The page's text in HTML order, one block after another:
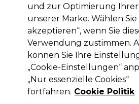
Salon System
Salon System Lash Lift
(0)
15,99 €ohne MwSt.(PROFI-
19,03 €inkl. MwSt.)| 319.80 € pro
und zur Optimierung
unserer Marke. Wählen Sie
akzeptieren“, wenn Sie
Verwendung zustimmen.
können Sie Ihre
„Cookie-Einstellungen“
„Nur essenzielle Cookies“
fortfahren. Cookie Politik